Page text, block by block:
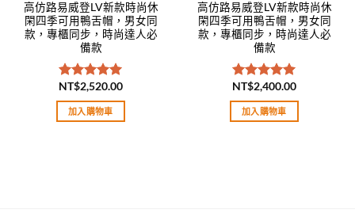
高仿路易威登LV新款時尚休
閑四季可用鴨舌帽，男女同
款，專櫃同步，時尚達人必
備款
評分5.00
滿分 5
NT$2,520.00
加入購物車
高仿路易威登LV新款時尚休
閑四季可用鴨舌帽，男女同
款，專櫃同步，時尚達人必
備款
評分5.00
滿分 5
NT$2,400.00
加入購物車